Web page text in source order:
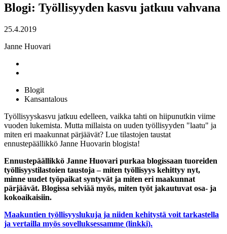
Blogi: Työllisyyden kasvu jatkuu vahvana
25.4.2019
Janne Huovari
Blogit
Kansantalous
Työllisyyskasvu jatkuu edelleen, vaikka tahti on hiipunutkin viime
vuoden lukemista. Mutta millaista on uuden työllisyyden "laatu" ja
miten eri maakunnat pärjäävät? Lue tilastojen taustat
ennustepäällikkö Janne Huovarin blogista!
Ennustepäällikkö Janne Huovari purkaa blogissaan tuoreiden
työllisyystilastoien taustoja – miten työllisyys kehittyy nyt,
minne uudet työpaikat syntyvät ja miten eri maakunnat
pärjäävät. Blogissa selviää myös, miten työt jakautuvat osa- ja
kokoaikaisiin.
Maakuntien työllisyyslukuja ja niiden kehitystä voit tarkastella
ja vertailla myös sovelluksessamme (linkki).